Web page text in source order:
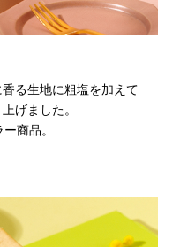
る生地に粗塩を加えて
げました。
商品。